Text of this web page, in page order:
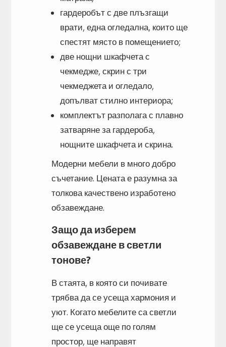
гардеробът с две плъзгащи
врати, една огледална, които ще
спестят място в помещението;
две нощни шкафчета с
чекмедже, скрин с три
чекмеджета и огледало,
допълват стилно интериора;
комплектът разполага с плавно
затваряне за гардероба,
нощните шкафчета и скрина.
Модерни мебели в много добро
съчетание. Цената е разумна за
толкова качествено изработено
обзавеждане.
Защо да изберем
обзавеждане в светли
тонове?
В стаята, в която си почивате
трябва да се усеща хармония и
уют. Когато мебелите са светли
ще се усеща още по голям
простор, ще направят